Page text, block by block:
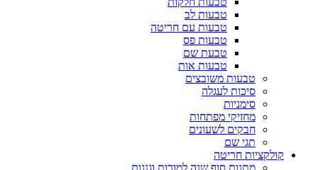
טבעות לב
טבעות עם חריטה
טבעות פס
טבעת שם
טבעות אות
טבעות משובצים
סיכות לעגלה
סימניות
מחזיקי מפתחות
חבקים לשעונים
תגי שם
קולקציות חריטה
מתנות סוף שנה למורות וגננות